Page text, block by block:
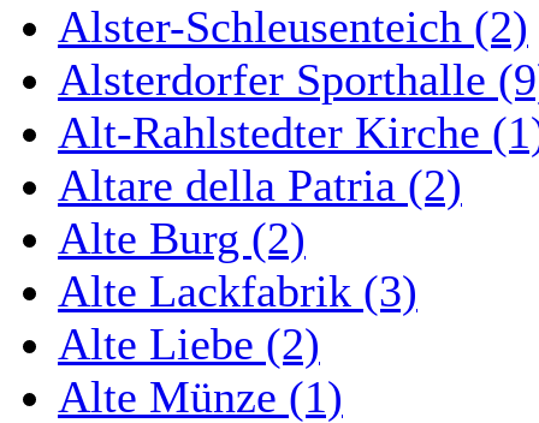
Alster-Schleusenteich (2)
Alsterdorfer Sporthalle
Alt-Rahlstedter Kirche
Altare della Patria (2)
Alte Burg (2)
Alte Lackfabrik (3)
Alte Liebe (2)
Alte Münze (1)